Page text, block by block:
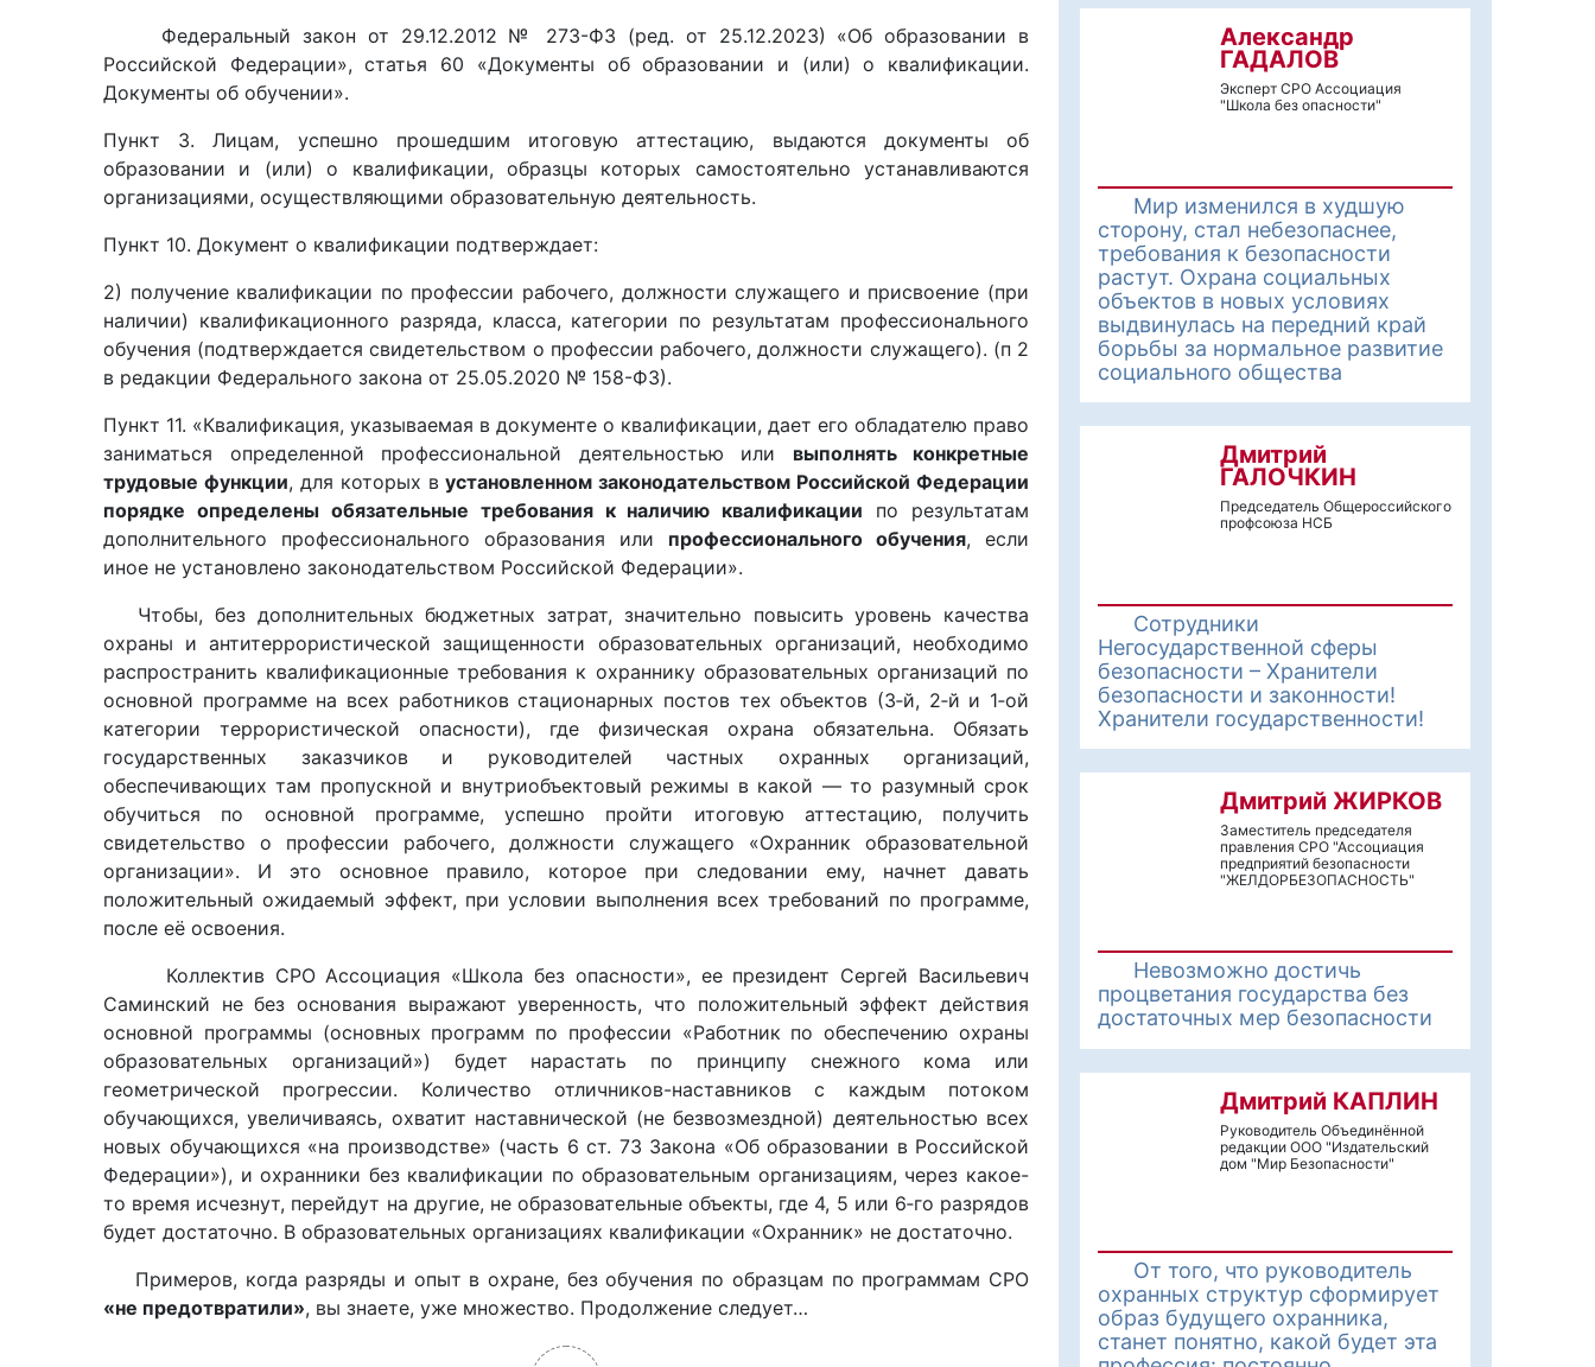
Федеральный закон от 29.12.2012 № 273-ФЗ (ред. от 25.12.2023) «Об образовании в
Российской Федерации», статья 60 «Документы об образовании и (или) о квалификации.
Документы об обучении».
Пункт 3. Лицам, успешно прошедшим итоговую аттестацию, выдаются документы об
образовании и (или) о квалификации, образцы которых самостоятельно устанавливаются
организациями, осуществляющими образовательную деятельность.
Пункт 10. Документ о квалификации подтверждает:
2) получение квалификации по профессии рабочего, должности служащего и присвоение (при
наличии) квалификационного разряда, класса, категории по результатам профессионального
обучения (подтверждается свидетельством о профессии рабочего, должности служащего). (п 2
в редакции Федерального закона от 25.05.2020 № 158-ФЗ).
Пункт 11. «Квалификация, указываемая в документе о квалификации, дает его обладателю право
заниматься определенной профессиональной деятельностью или выполнять конкретные
трудовые функции, для которых вустановленном законодательством Российской Федерации
порядке определены обязательные требования к наличию квалификации по результатам
дополнительного профессионального образования или профессионального обучения, если
иное не установлено законодательством Российской Федерации».
Чтобы, без дополнительных бюджетных затрат, значительно повысить уровень качества
охраны и антитеррористической защищенности образовательных организаций, необходимо
распространить квалификационные требования к охраннику образовательных организаций по
основной программе на всех работников стационарных постов тех объектов (3‑й, 2‑й и 1‑ой
категории террористической опасности), где физическая охрана обязательна. Обязать
государственных заказчиков и руководителей частных охранных организаций,
обеспечивающих там пропускной и внутриобъектовый режимы в какой — то разумный срок
обучиться по основной программе, успешно пройти итоговую аттестацию, получить
свидетельство о профессии рабочего, должности служащего «Охранник образовательной
организации». И это основное правило, которое при следовании ему, начнет давать
положительный ожидаемый эффект, при условии выполнения всех требований по программе,
после её освоения.
Коллектив СРО Ассоциация «Школа без опасности», ее президент Сергей Васильевич
Саминский не без основания выражают уверенность, что положительный эффект действия
основной программы (основных программ по профессии «Работник по обеспечению охраны
образовательных организаций») будет нарастать по принципу снежного кома или
геометрической прогрессии. Количество отличников-наставников с каждым потоком
обучающихся, увеличиваясь, охватит наставнической (не безвозмездной) деятельностью всех
новых обучающихся «на производстве» (часть 6 ст. 73 Закона «Об образовании в Российской
Федерации»), и охранники без квалификации по образовательным организациям, через какое-
то время исчезнут, перейдут на другие, не образовательные объекты, где 4, 5 или 6‑го разрядов
будет достаточно. В образовательных организациях квалификации «Охранник» не достаточно.
Примеров, когда разряды и опыт в охране, без обучения по образцам по программам СРО
«не предотвратили», вы знаете, уже множество. Продолжение следует…
Александр
ГАДАЛОВ
Эксперт СРО Ассоциация
"Школа без опасности"
Мир изменился в худшую
сторону, стал небезопаснее,
требования к безопасности
растут. Охрана социальных
объектов в новых условиях
выдвинулась на передний край
борьбы за нормальное развитие
социального общества
Дмитрий
ГАЛОЧКИН
Председатель Общероссийского
профсоюза НСБ
Сотрудники
Негосударственной сферы
безопасности – Хранители
безопасности и законности!
Хранители государственности!
Дмитрий ЖИРКОВ
Заместитель председателя
правления СРО "Ассоциация
предприятий безопасности
"ЖЕЛДОРБЕЗОПАСНОСТЬ"
Невозможно достичь
процветания государства без
достаточных мер безопасности
Дмитрий КАПЛИН
Руководитель Объединённой
редакции ООО "Издательский
дом "Мир Безопасности"
От того, что руководитель
охранных структур сформирует
образ будущего охранника,
станет понятно, какой будет эта